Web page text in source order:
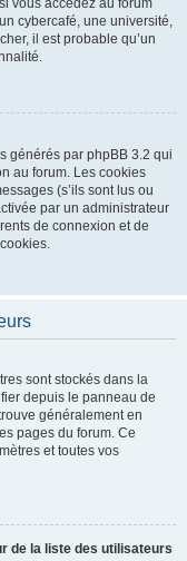
vous accédez au forum
cybercafé, une université,
il est probable qu’un
générés par phpBB 3.2 qui
au forum. Les cookies
(s’ils sont lus ou
par un administrateur
de connexion et de
sont stockés dans la
depuis le panneau de
généralement en
pages du forum. Ce
et toutes vos
de la liste des utilisateurs